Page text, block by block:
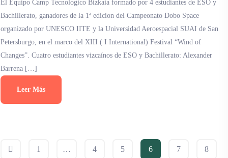
El Equipo Camp Tecnológico Bizkaia formado por 4 estudiantes de ESO y
Bachillerato, ganadores de la 1ª edicion del Campeonato Dobo Space
organizado por UNESCO IITE y la Universidad Aeroespacial SUAI de San
Petersburgo, en el marco del XIII ( I International) Festival “Wind of
Changes”. Cuatro estudiantes vizcaínos de ESO y Bachillerato: Alexander
Barrena […]
Leer Más
1 … 4 5 6 7 8